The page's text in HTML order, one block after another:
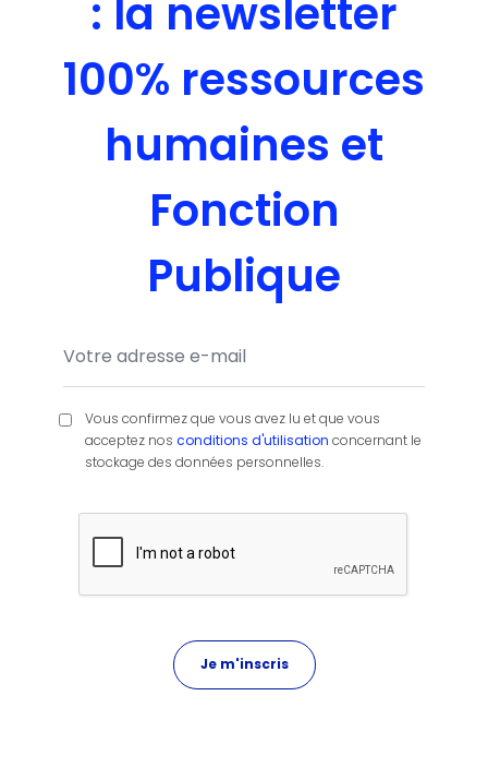
: la newsletter
100% ressources
humaines et
Fonction
Publique
Vous confirmez que vous avez lu et que vous
acceptez nos conditions d'utilisation concernant le
stockage des données personnelles.